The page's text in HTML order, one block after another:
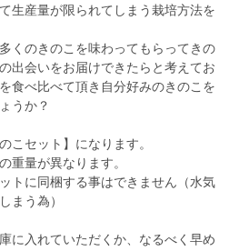
生産量が限られてしまう栽培方法を
くのきのこを味わってもらってきの
出会いをお届けできたらと考えてお
食べ比べて頂き自分好みのきのこを
うか？
こセット】になります。
重量が異なります。
トに同梱する事はできません（水気
まう為）
に入れていただくか、なるべく早め